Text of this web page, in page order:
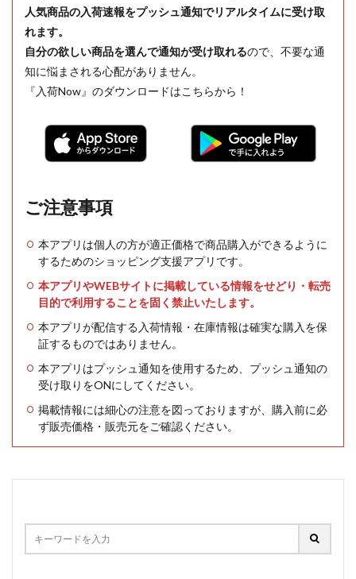
人気商品の入荷速報をプッシュ通知でリアルタイムに受け取
れます。
自分の欲しい商品を選んで通知が受け取れるので、不要な通
知に悩まされる心配がありません。
『入荷Now』のダウンロードはこちらから！
ご注意事項
本アプリは個人の方が適正価格で商品購入ができるように
するためのショッピング支援アプリです。
本アプリやWEBサイトに掲載している情報をせどり・転売
目的で利用することを固く禁止いたします。
本アプリが配信する入荷情報・在庫情報は確実な購入を保
証するものではありません。
本アプリはプッシュ通知を使用するため、プッシュ通知の
受け取りをONにしてください。
掲載情報には細心の注意を図っておりますが、購入前に必
ず販売価格・販売元をご確認ください。